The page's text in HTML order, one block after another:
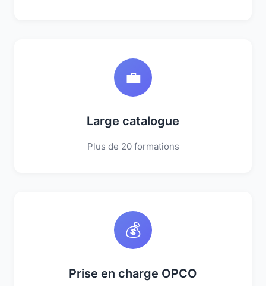
💼
Large catalogue
Plus de 20 formations
💰
Prise en charge OPCO